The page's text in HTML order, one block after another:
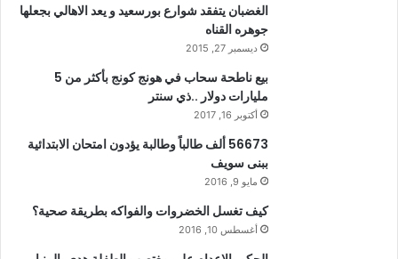
الغضبان يتفقد شوارع بورسعيد و يعد الاهالي بجعلها
جوهره القناه
ديسمبر 27, 2015
بيع ناطحة سحاب في هونج كونج بأكثر من 5
مليارات دولار ..ذي سنتر
أكتوبر 16, 2017
56673 ألف طالباً وطالبة يؤدون امتحان الابتدائية
ببنى سويف
مايو 9, 2016
كيف تغسل الخضروات والفواكه بطريقة صحية؟
أغسطس 10, 2016